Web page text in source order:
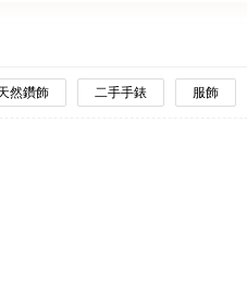
然鑽飾 二手手錶 服飾